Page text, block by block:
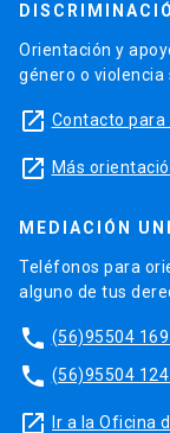
Orientación y
género o violencia
launch Contacto para
launch Más
MEDIACIÓN
Teléfonos para
alguno de tus
phone (56)95504
phone (56)95504
launch Ir a la Oficina